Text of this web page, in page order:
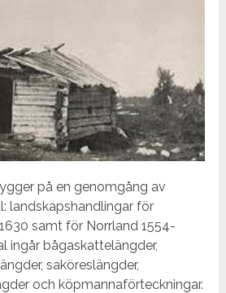
på en genomgång av
landskapshandlingar för
samt för Norrland 1554-
ingår bågaskattelängder,
saköreslängder,
och köpmannaförteckningar.